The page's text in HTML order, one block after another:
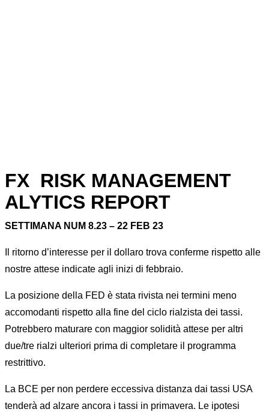
FX RISK MANAGEMENT
ALYTICS REPORT
SETTIMANA NUM 8.23 – 22 FEB 23
Il ritorno d’interesse per il dollaro trova conferme rispetto alle
nostre attese indicate agli inizi di febbraio.
La posizione della FED è stata rivista nei termini meno
accomodanti rispetto alla fine del ciclo rialzista dei tassi.
Potrebbero maturare con maggior solidità attese per altri
due/tre rialzi ulteriori prima di completare il programma
restrittivo.
La BCE per non perdere eccessiva distanza dai tassi USA
tenderà ad alzare ancora i tassi in primavera. Le ipotesi